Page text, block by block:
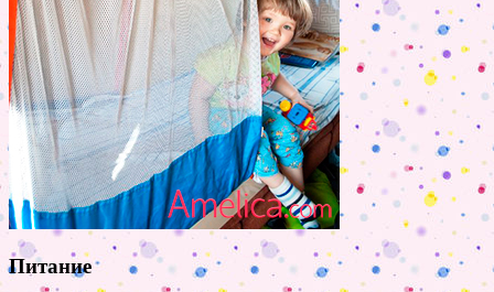
Питание